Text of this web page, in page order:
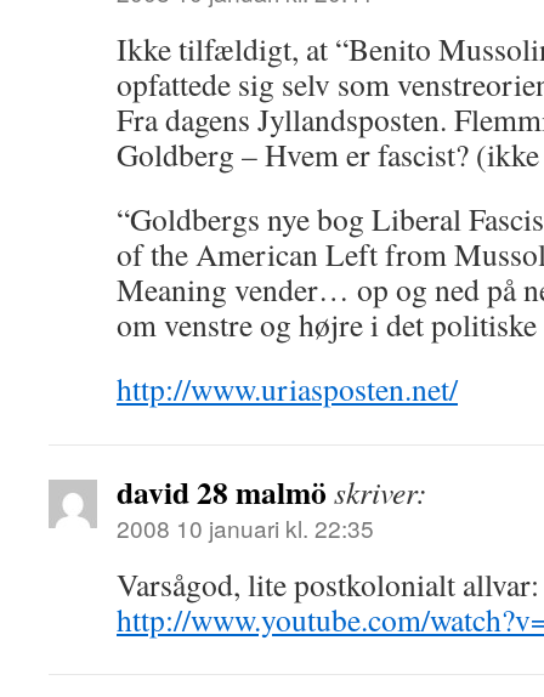
Ikke tilfældigt, at “Benito
opfattede sig selv som
Fra dagens Jyllandsposten.
Goldberg – Hvem er fascist?
“Goldbergs nye bog Liberal
of the American Left from
Meaning vender… op og ned på
om venstre og højre i det
http://www.uriasposten.net/
david 28 malmö skriver:
2008 10 januari kl. 22:35
Varsågod, lite postkolonialt allvar:
http://www.youtube.com/